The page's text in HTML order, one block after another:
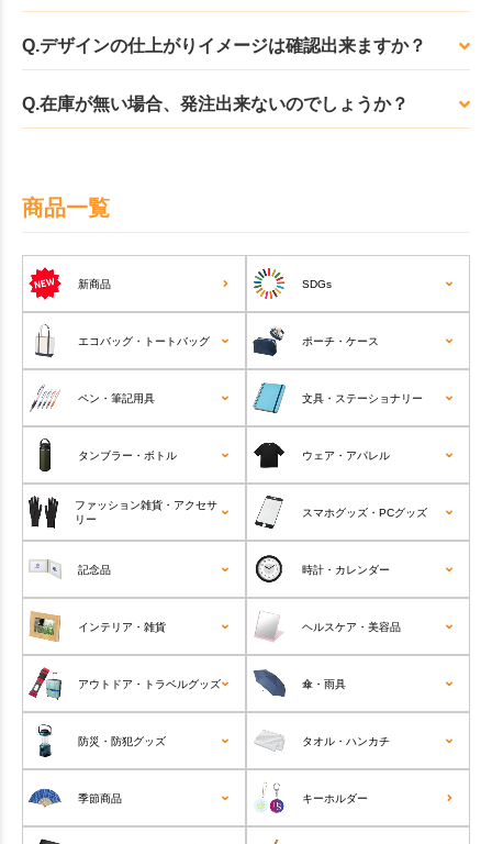
Q.デザインの仕上がりイメージは確認出来ますか？
Q.在庫が無い場合、発注出来ないのでしょうか？
商品一覧
新商品 SDGs
エコバッグ・トートバッグ ポーチ・ケース
ペン・筆記用具 文具・ステーショナリー
タンブラー・ボトル ウェア・アパレル
ファッション雑貨・アクセサ
リー
スマホグッズ・PCグッズ
記念品 時計・カレンダー
インテリア・雑貨 ヘルスケア・美容品
アウトドア・トラベルグッズ 傘・雨具
防災・防犯グッズ タオル・ハンカチ
季節商品 キーホルダー